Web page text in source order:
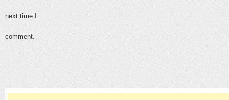
next time I
comment.